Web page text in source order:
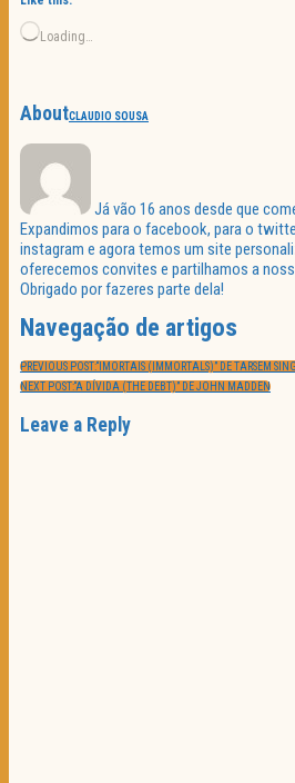
Loading…
AboutCLAUDIO SOUSA
Já vão 16 anos desde que
Expandimos para o facebook, para o
instagram e agora temos um site
oferecemos convites e partilhamos a
Obrigado por fazeres parte dela!
Navegação de artigos
PREVIOUS POST:“IMORTAIS (IMMORTALS)” DE TARSEM
NEXT POST:“A DÍVIDA (THE DEBT)” DE JOHN MADDEN
Leave a Reply